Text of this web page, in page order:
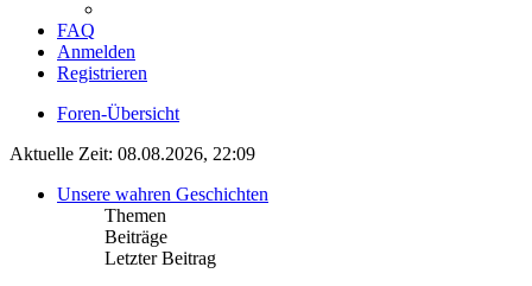
FAQ
Anmelden
Registrieren
Foren-Übersicht
Aktuelle Zeit: 08.08.2026, 22:09
Unsere wahren Geschichten
Themen
Beiträge
Letzter Beitrag